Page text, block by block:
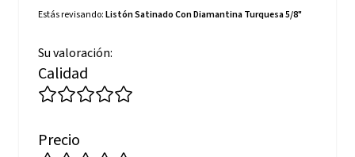
Estás revisando:Listón Satinado Con Diamantina Turquesa 5/8"
Su valoración:
Calidad
Precio